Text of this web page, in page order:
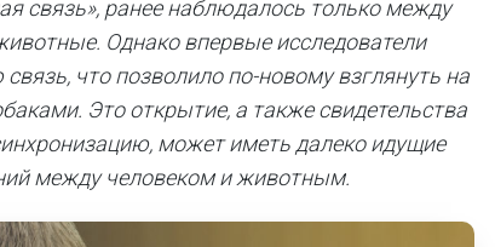
связь», ранее наблюдалось только между
Однако впервые исследователи
что позволило по-новому взглянуть на
Это открытие, а также свидетельства
может иметь далеко идущие
между человеком и животным.